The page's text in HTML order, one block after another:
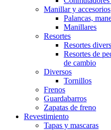
Manillar y accesorios
Palancas,
Manillares
Resortes
Resortes
Resortes de
de cambio
Diversos
Tornillos
Frenos
Guardabarros
Zapatas de freno
Revestimiento
Tapas y mascaras